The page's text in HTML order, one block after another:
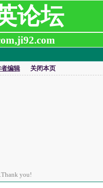
论坛
编辑 关闭本页
you!